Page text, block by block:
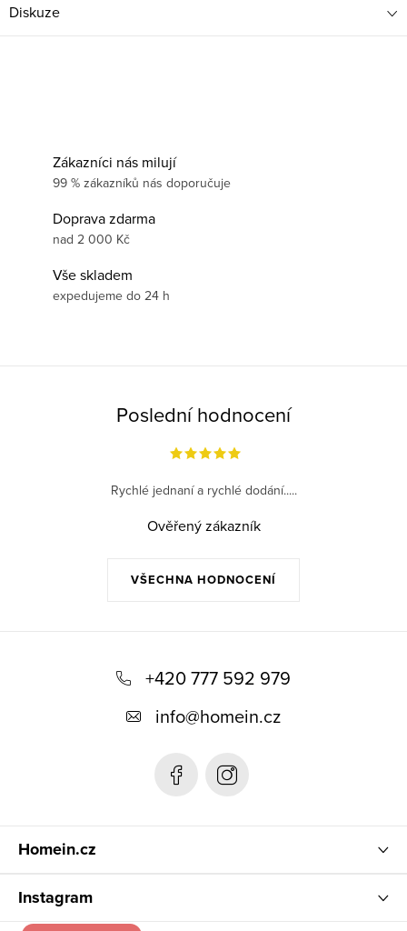
Diskuze
Zákazníci nás milují
99 % zákazníků nás doporučuje
Doprava zdarma
nad 2 000 Kč
Vše skladem
expedujeme do 24 h
Poslední hodnocení
VŠECHNA HODNOCENÍ
Rychlé jednaní a rychlé dodání.....
Ověřený zákazník
+420 777 592 979
info@homein.cz
Homein.cz
Instagram